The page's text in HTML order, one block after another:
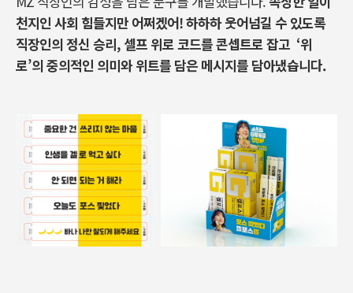
천지인 사회 힘들지만 어쩌겠어! 하하하 웃어넘길 수 있도록
직장인의 정신 승리, 셀프 위로 코드를 콘셉트로 잡고 ‘위
로’의 중의적인 의미와 위트를 담은 메시지를 담아냈습니다.